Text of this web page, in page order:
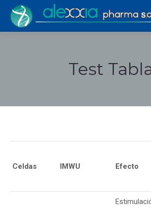
Test
Celdas IMWU Efecto